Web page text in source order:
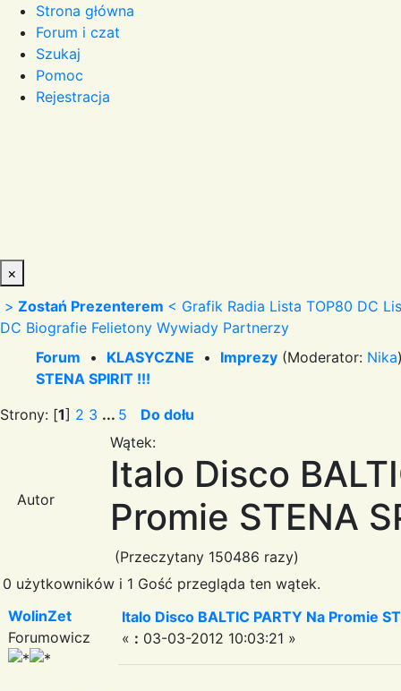
Strona główna
Forum i czat
Szukaj
Pomoc
Rejestracja
×
> Zostań Prezenterem < Grafik Radia Lista TOP80 DC
DC Biografie Felietony Wywiady Partnerzy
Forum • KLASYCZNE • Imprezy (Moderator: Nika
STENA SPIRIT !!!
Strony: [1] 2 3 ... 5 Do dołu
Autor
Wątek:
Italo Disco
Promie STENA
(Przeczytany 150486 razy)
0 użytkowników i 1 Gość przegląda ten wątek.
WolinZet
Forumowicz
Italo Disco BALTIC PARTY Na Promie
« : 03-03-2012 10:03:21 »